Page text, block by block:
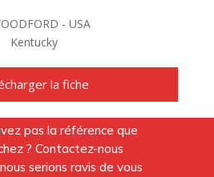
la fiche
pas la référence que
? Contactez-nous
serions ravis de vous